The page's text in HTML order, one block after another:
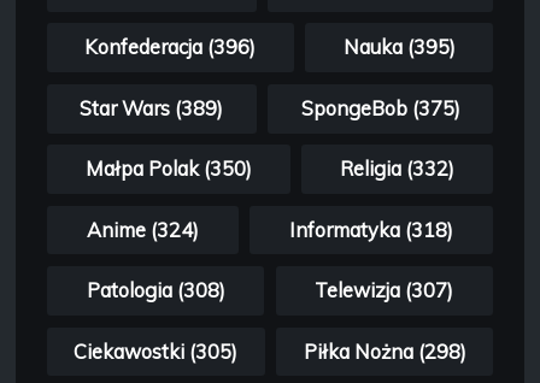
Konfederacja (396) Nauka (395)
Star Wars (389) SpongeBob (375)
Małpa Polak (350) Religia (332)
Anime (324) Informatyka (318)
Patologia (308) Telewizja (307)
Ciekawostki (305) Piłka Nożna (298)